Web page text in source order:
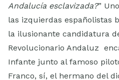
Andalucía esclavizada?”
las izquierdas españolistas
la ilusionante candidatura
Revolucionario Andaluz
Infante junto al famoso
Franco, sí, el hermano del